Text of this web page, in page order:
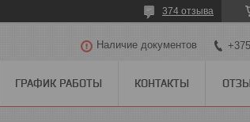
374 отзыва
Наличие документов
ГРАФИК РАБОТЫ КОНТАКТЫ